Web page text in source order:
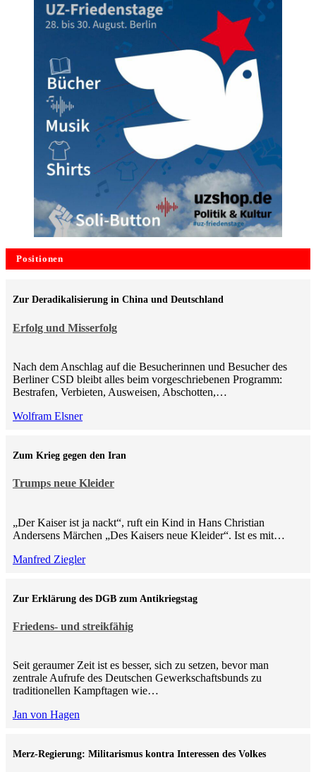
Positionen
Erfolg und Misserfolg
Zur Deradikalisierung in China und Deutschland
Nach dem Anschlag auf die Besucherinnen und Besucher des
Berliner CSD bleibt alles beim vorgeschriebenen Programm:
Bestrafen, Verbieten, Ausweisen, Abschotten,…
Wolfram Elsner
Trumps neue Kleider
Zum Krieg gegen den Iran
„Der Kaiser ist ja nackt“, ruft ein Kind in Hans Christian
Andersens Märchen „Des Kaisers neue Kleider“. Ist es mit…
Manfred Ziegler
Friedens- und streikfähig
Zur Erklärung des DGB zum Antikriegstag
Seit geraumer Zeit ist es besser, sich zu setzen, bevor man
zentrale Aufrufe des Deutschen Gewerkschaftsbunds zu
traditionellen Kampftagen wie…
Jan von Hagen
Merz-Regierung: Militarismus kontra Inte­ressen des Volkes